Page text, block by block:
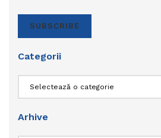
SUBSCRIBE
Categorii
Arhive